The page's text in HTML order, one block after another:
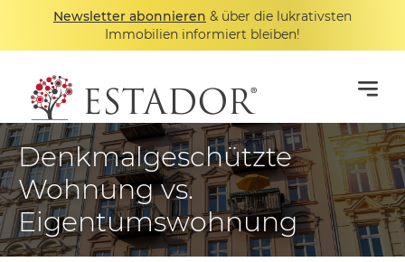
Newsletter abonnieren & über die lukrativsten
Immobilien informiert bleiben!
Denkmalgeschützte
Wohnung vs.
Eigentumswohnung